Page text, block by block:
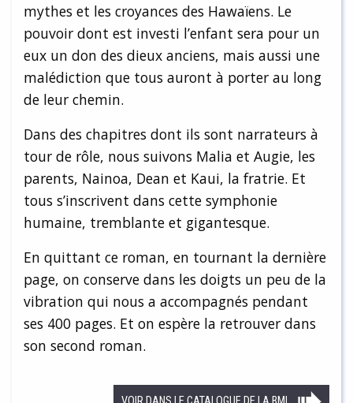
mythes et les croyances des Hawaïens. Le
pouvoir dont est investi l’enfant sera pour un
eux un don des dieux anciens, mais aussi une
malédiction que tous auront à porter au long
de leur chemin.
Dans des chapitres dont ils sont narrateurs à
tour de rôle, nous suivons Malia et Augie, les
parents, Nainoa, Dean et Kaui, la fratrie. Et
tous s’inscrivent dans cette symphonie
humaine, tremblante et gigantesque.
En quittant ce roman, en tournant la dernière
page, on conserve dans les doigts un peu de la
vibration qui nous a accompagnés pendant
ses 400 pages. Et on espère la retrouver dans
son second roman.